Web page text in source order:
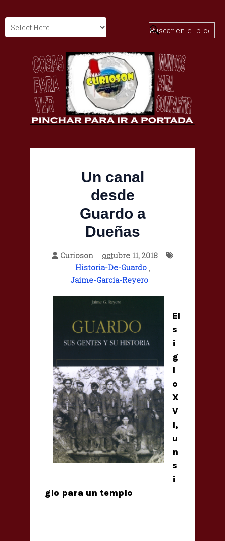
Un canal
desde
Guardo a
Dueñas
Curioson
octubre 11, 2018
Historia-De-Guardo,
Jaime-Garcia-Reyero
El
s
i
g
l
o
X
V
I,
u
n
s
i
glo para un templo